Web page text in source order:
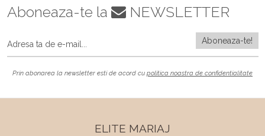
Aboneaza-te la NEWSLETTER
Prin abonarea la newsletter esti de acord cu politica noastra de confidentialitate
ELITE MARIAJ